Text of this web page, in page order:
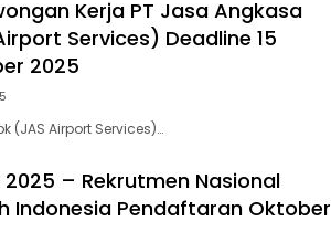
Kerja PT Jasa Angkasa
Services) Deadline 15
2025
(JAS Airport Services)…
2025 – Rekrutmen Nasional
Indonesia Pendaftaran Oktober